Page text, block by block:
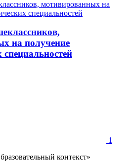
на получение
специальностей
1
контекст»